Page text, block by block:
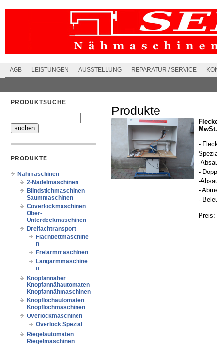
AGB LEISTUNGEN AUSSTELLUNG REPARATUR / SERVICE
PRODUKTSUCHE
PRODUKTE
Nähmaschinen
2-Nadelmaschinen
Blindstichmaschinen
Saummaschinen
Coverlockmaschinen
Ober-
Unterdeckmaschinen
Dreifachtransport
Flachbettmaschine
n
Freiarmmaschinen
Langarmmaschine
n
Knopfannäher
Knopfannähautomaten
Knopfannähmaschinen
Knopflochautomaten
Knopflochmaschinen
Overlockmaschinen
Overlock Spezial
Riegelautomaten
Riegelmaschinen
Produkte
MwSt.
-
-
-
-
-
-
Preis: